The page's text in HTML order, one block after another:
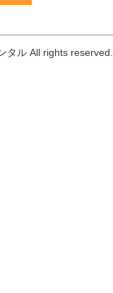
タル All rights reserved.